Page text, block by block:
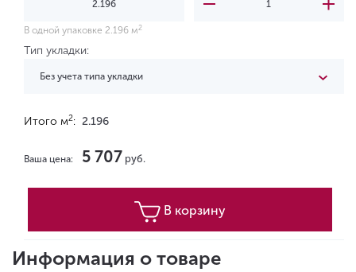
В одной упаковке 2.196 м 2
Тип укладки:
Без учета типа укладки
Итого м2: 2.196
Ваша цена: 5 707 руб.
В корзину
Информация о товаре